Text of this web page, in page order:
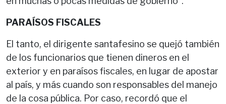
PARAÍSOS FISCALES
El tanto, el dirigente santafesino se quejó también
de los funcionarios que tienen dineros en el
exterior y en paraísos fiscales, en lugar de apostar
al país, y más cuando son responsables del manejo
de la cosa pública. Por caso, recordó que el